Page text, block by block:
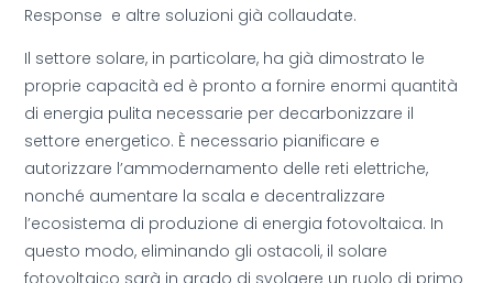
Response e altre soluzioni già collaudate.
Il settore solare, in particolare, ha già dimostrato le
proprie capacità ed è pronto a fornire enormi quantità
di energia pulita necessarie per decarbonizzare il
settore energetico. È necessario pianificare e
autorizzare l’ammodernamento delle reti elettriche,
nonché aumentare la scala e decentralizzare
l’ecosistema di produzione di energia fotovoltaica. In
questo modo, eliminando gli ostacoli, il solare
fotovoltaico sarà in grado di svolgere un ruolo di primo